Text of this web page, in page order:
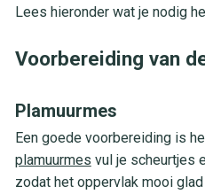
Lees hieronder wat je nodig
Voorbereiding van
Plamuurmes
Een goede voorbereiding is
plamuurmes vul je scheurtjes
zodat het oppervlak mooi